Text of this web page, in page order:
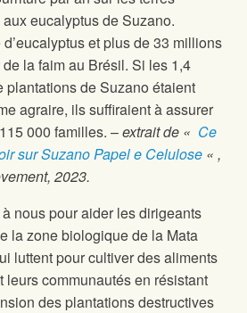
eucalyptus de Suzano.
et plus de 33 millions
la faim au Brésil. Si les 1,4
plantations de Suzano étaient
agraire, ils suffiraient à assurer
000 familles. –extrait de « Ce
sur Suzano Papel e Celulose « ,
2023.
nous pour aider les dirigeants
la zone biologique de la Mata
luttent pour cultiver des aliments
leurs communautés en résistant
des plantations destructives